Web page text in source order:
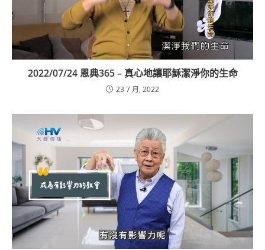
2022/07/24 恩典365 – 真心地讓耶穌潔淨你的生命
23 7 月, 2022